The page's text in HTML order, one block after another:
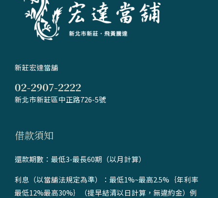
新莊宏達當舖
02-2907-2222
新北市新莊區中正路726-5號
借款須知
還款期數：最低3-最長60期（以月計算）
利息（以當舖法規定為準）：最低1%~最高2.5%｛年利率
最低12%最高30%｝（提早結清以日計算，無違約金）例